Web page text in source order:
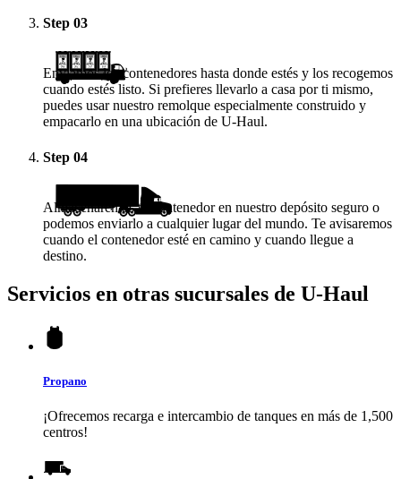
Step 03
Enviamos los contenedores hasta donde estés y los recogemos
cuando estés listo. Si prefieres llevarlo a casa por ti mismo,
puedes usar nuestro remolque especialmente construido y
empacarlo en una ubicación de U-Haul.
Step 04
Almacenaremos tu contenedor en nuestro depósito seguro o
podemos enviarlo a cualquier lugar del mundo. Te avisaremos
cuando el contenedor esté en camino y cuando llegue a
destino.
Servicios en otras sucursales de U-Haul
Propano
¡Ofrecemos recarga e intercambio de tanques en más de 1,500
centros!